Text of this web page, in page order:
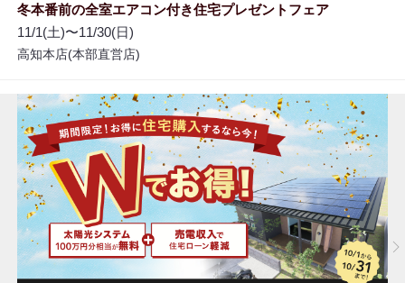
冬本番前の全室エアコン付き住宅プレゼントフェア
11/1(土)〜11/30(日)
高知本店(本部直営店)